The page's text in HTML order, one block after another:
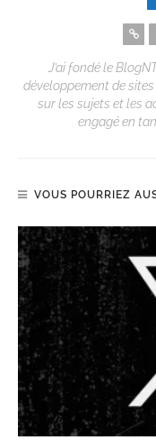
J’ai fondé le
développement de
sur les sujets et les
engagé en
VOUS POURRIEZ